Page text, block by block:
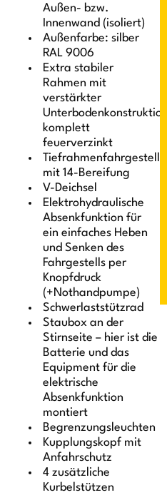
Außen- bzw.
Innenwand (isoliert)
Außenfarbe: silber
RAL 9006
Extra stabiler
Rahmen mit
verstärkter
Unterbodenkonstruktion,
komplett
feuerverzinkt
Tiefrahmenfahrgestell
mit 14-Bereifung
V-Deichsel
Elektrohydraulische
Absenkfunktion für
ein einfaches Heben
und Senken des
Fahrgestells per
Knopfdruck
(+Nothandpumpe)
Schwerlaststützrad
Staubox an der
Stirnseite – hier ist die
Batterie und das
Equipment für die
elektrische
Absenkfunktion
montiert
Begrenzungsleuchten
Kupplungskopf mit
Anfahrschutz
4 zusätzliche
Kurbelstützen